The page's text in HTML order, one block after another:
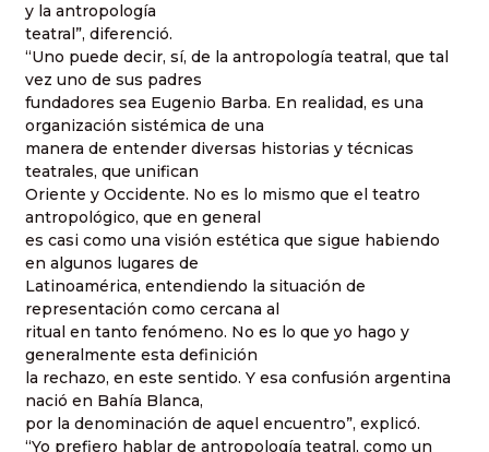
y la antropología
teatral”, diferenció.
“Uno puede decir, sí, de la antropología teatral, que tal
vez uno de sus padres
fundadores sea Eugenio Barba. En realidad, es una
organización sistémica de una
manera de entender diversas historias y técnicas
teatrales, que unifican
Oriente y Occidente. No es lo mismo que el teatro
antropológico, que en general
es casi como una visión estética que sigue habiendo
en algunos lugares de
Latinoamérica, entendiendo la situación de
representación como cercana al
ritual en tanto fenómeno. No es lo que yo hago y
generalmente esta definición
la rechazo, en este sentido. Y esa confusión argentina
nació en Bahía Blanca,
por la denominación de aquel encuentro”, explicó.
“Yo prefiero hablar de antropología teatral, como un